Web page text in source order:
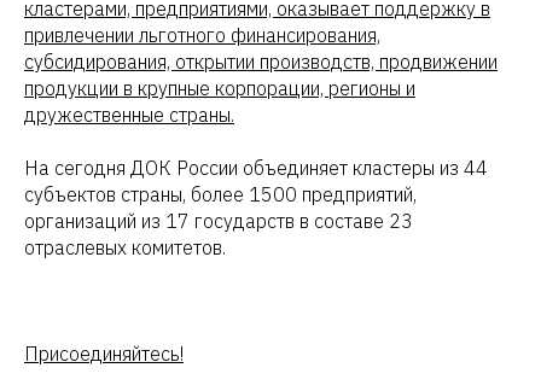
кластерами, предприятиями, оказывает поддержку в
привлечении льготного финансирования,
субсидирования, открытии производств, продвижении
продукции в крупные корпорации, регионы и
дружественные страны.
На сегодня ДОК России объединяет кластеры из 44
субъектов страны, более 1500 предприятий,
организаций из 17 государств в составе 23
отраслевых комитетов.
Присоединяйтесь!